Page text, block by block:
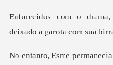
deixado a garota c